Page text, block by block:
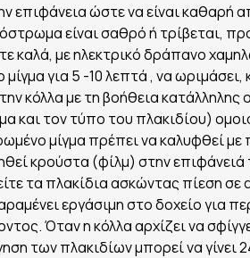
επιφάνεια ώστε να είναι καθαρή
είναι σαθρό ή τρίβεται,
καλά, με ηλεκτρικό δράπανο
για 5 -10 λεπτά , να
κόλλα με τη βοήθεια
και τον τύπο του πλακιδίου)
μίγμα πρέπει να καλυφθεί
κρούστα (φίλμ) στην επιφάνειά
τα πλακίδια ασκώντας πίεση σε
εργάσιμη στο δοχείο για
Όταν η κόλλα αρχίζει να
των πλακιδίων μπορεί να γίνει